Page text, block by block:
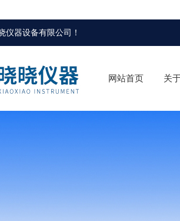
仪器设备有限公司 ！
网站首页 关